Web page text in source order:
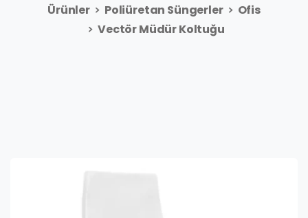
Ürünler Poliüretan Süngerler
Ofis
Vectör Müdür Koltuğu